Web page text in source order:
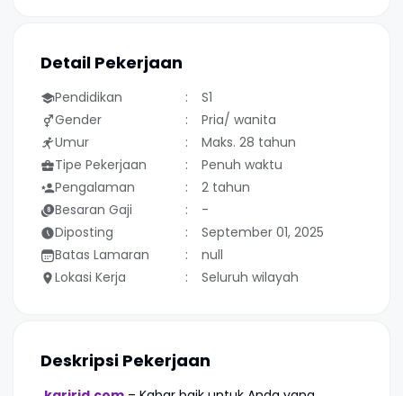
Detail Pekerjaan
Pendidikan
S1
Gender
Pria/ wanita
Umur
Maks. 28 tahun
Tipe Pekerjaan
Penuh waktu
Pengalaman
2 tahun
Besaran Gaji
-
Diposting
September 01, 2025
Batas Lamaran
null
Lokasi Kerja
Seluruh wilayah
Deskripsi Pekerjaan